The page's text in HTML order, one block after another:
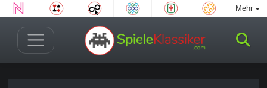
Mehr